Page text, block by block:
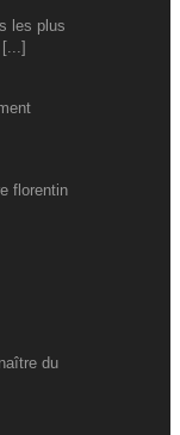
les plus
florentin
du